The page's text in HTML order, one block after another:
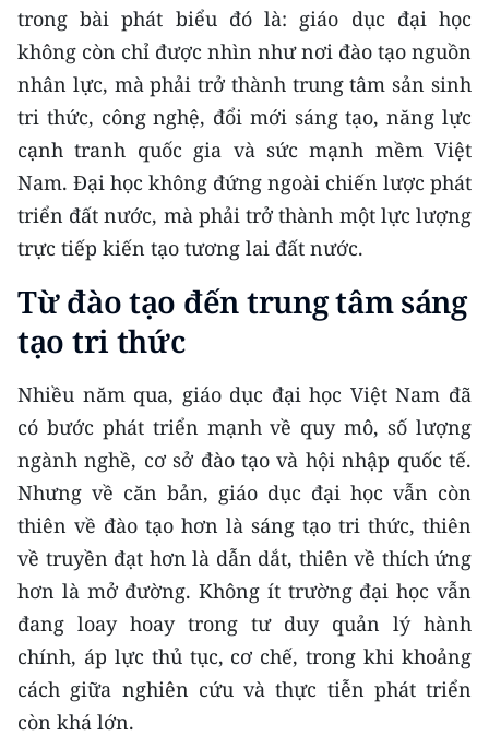
RADIO
MEDIA CENTER
E-Magazine
Video
Media Chính trị
Media Kinh tế
Media Văn hóa
Media Xã hội
Media Pháp luật
Media Du lịch
Media Thế giới
Media Thể thao
Media Giáo dục
Media Y tế
Media Khoa học - Công nghệ
trong bài phát biểu đó là: giáo dục đại học
không còn chỉ được nhìn như nơi đào tạo nguồn
nhân lực, mà phải trở thành trung tâm sản sinh
tri thức, công nghệ, đổi mới sáng tạo, năng lực
cạnh tranh quốc gia và sức mạnh mềm Việt
Nam. Đại học không đứng ngoài chiến lược phát
triển đất nước, mà phải trở thành một lực lượng
trực tiếp kiến tạo tương lai đất nước.
Từ đào tạo đến trung tâm sáng
tạo tri thức
Nhiều năm qua, giáo dục đại học Việt Nam đã
có bước phát triển mạnh về quy mô, số lượng
ngành nghề, cơ sở đào tạo và hội nhập quốc tế.
Nhưng về căn bản, giáo dục đại học vẫn còn
thiên về đào tạo hơn là sáng tạo tri thức, thiên
về truyền đạt hơn là dẫn dắt, thiên về thích ứng
hơn là mở đường. Không ít trường đại học vẫn
đang loay hoay trong tư duy quản lý hành
chính, áp lực thủ tục, cơ chế, trong khi khoảng
cách giữa nghiên cứu và thực tiễn phát triển
còn khá lớn.